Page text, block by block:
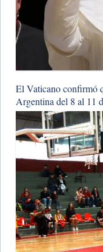
El Vaticano confirmó
Argentina del 8 al 11